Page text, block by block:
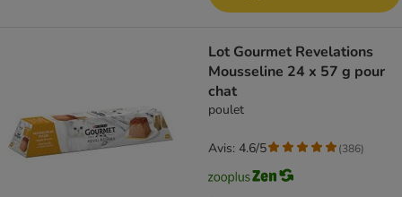
Lot Gourmet Revelations
Mousseline 24 x 57 g pour
chat
poulet
Avis: 4.6/5 (386)